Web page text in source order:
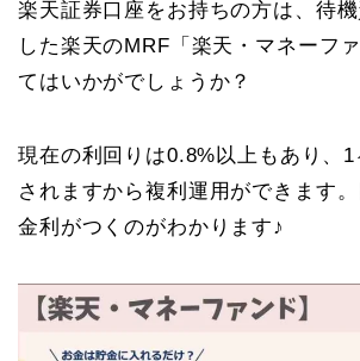
楽天証券口座をお持ちの方は、待
した楽天のMRF「楽天・マネーフ
てはいかがでしょうか？
現在の利回りは0.8%以上もあり、
されますから複利運用ができます
金利がつくのがわかります♪